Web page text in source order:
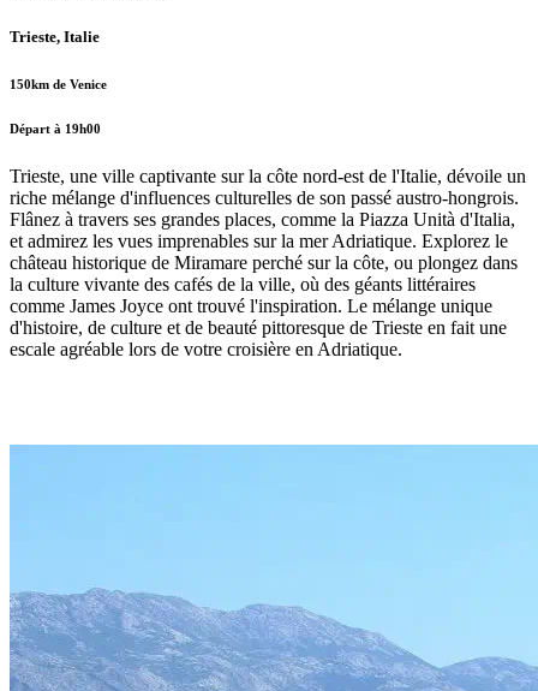
Trieste, Italie
150km de Venice
Départ à 19h00
Trieste, une ville captivante sur la côte nord-est de l'Italie, dévoile un
riche mélange d'influences culturelles de son passé austro-hongrois.
Flânez à travers ses grandes places, comme la Piazza Unità d'Italia,
et admirez les vues imprenables sur la mer Adriatique. Explorez le
château historique de Miramare perché sur la côte, ou plongez dans
la culture vivante des cafés de la ville, où des géants littéraires
comme James Joyce ont trouvé l'inspiration. Le mélange unique
d'histoire, de culture et de beauté pittoresque de Trieste en fait une
escale agréable lors de votre croisière en Adriatique.